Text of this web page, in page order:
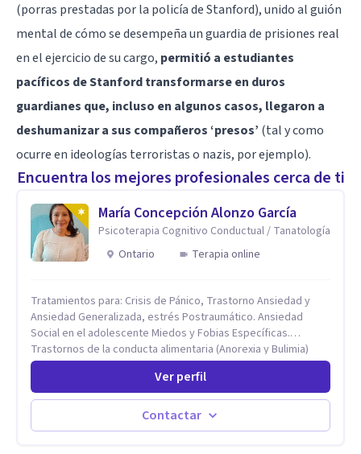
(porras prestadas por la policía de Stanford), unido al guión
mental de cómo se desempeña un guardia de prisiones real
en el ejercicio de su cargo, permitió a estudiantes
pacíficos de Stanford transformarse en duros
guardianes que, incluso en algunos casos, llegaron a
deshumanizar a sus compañeros ‘presos’ (tal y como
ocurre en ideologías terroristas o nazis, por ejemplo).
Encuentra los mejores profesionales cerca de ti
María Concepción Alonzo García
Psicoterapia Cognitivo Conductual / Tanatología
Ontario
Terapia online
Tratamientos para: Crisis de Pánico, Trastorno Ansiedad y
Ansiedad Generalizada, estrés Postraumático. Ansiedad
Social en el adolescente Miedos y Fobias Específicas.
Trastornos de la conducta alimentaria (Anorexia y Bulimia)
Modificación conductas no deseadas. Impulsividad,
conductas obsesivas, compulsividad. Trastorno obsesivo
compulsivo. Tratamiento Eficaz para la Depresión (AC)
Evaluación, contención e intervención en riesgo Suicida
Conductas autolesivas en el adolescente. Problemas con el
Ver perfil
Contactar